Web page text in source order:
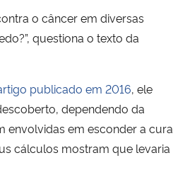
o câncer em diversas
questiona o texto da
publicado em 2016, ele
dependendo da
envolvidas em esconder a cura
cálculos mostram que levaria